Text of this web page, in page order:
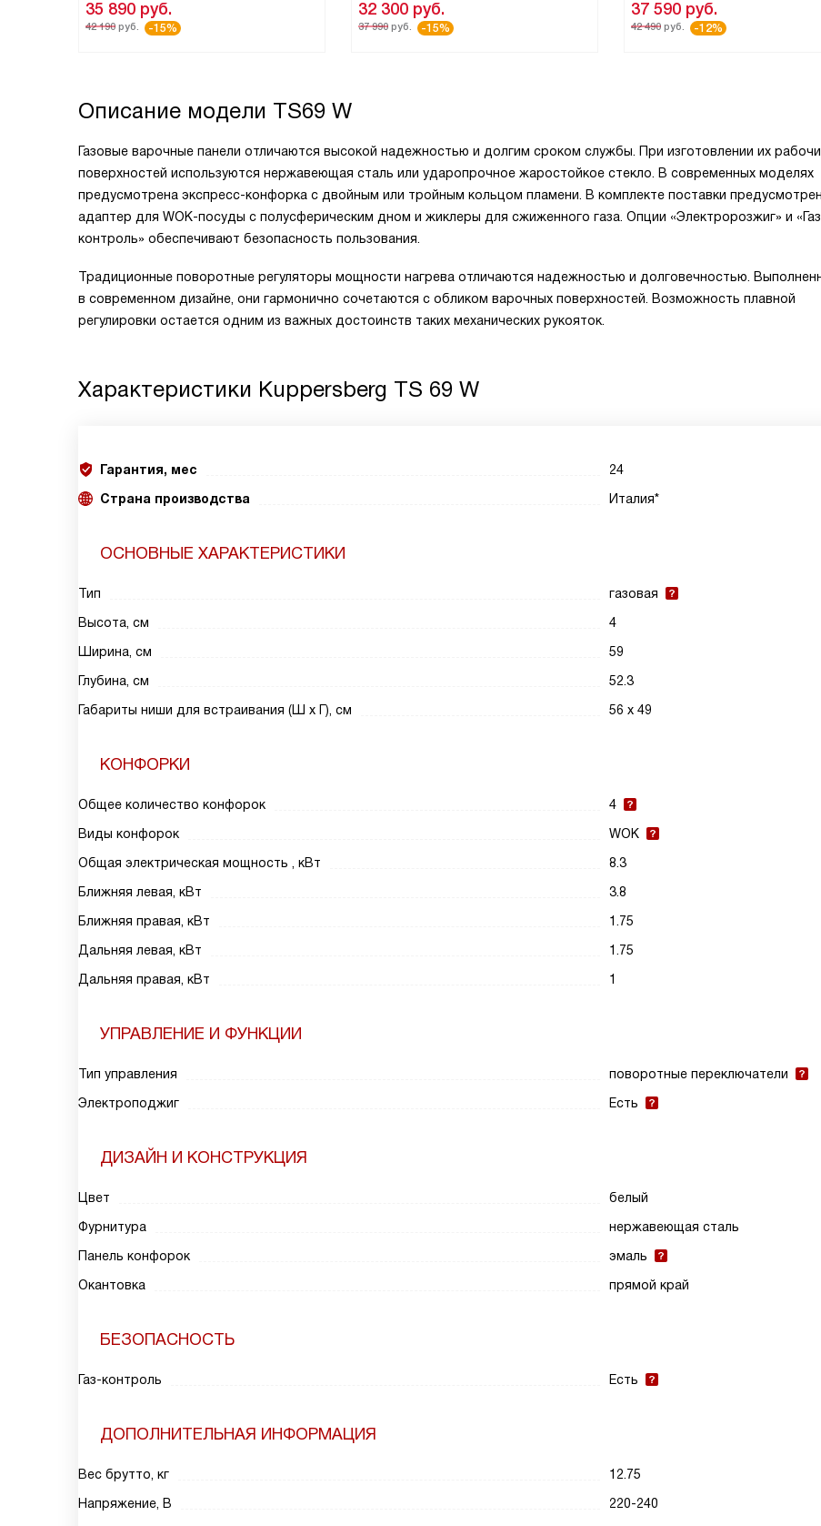
35 890 руб.
42 190 руб. -15%
32 300 руб.
37 990 руб. -15%
37 590 руб.
42 490 руб. -12%
Описание модели TS69 W
Газовые варочные панели отличаются высокой надежностью и долгим сроком службы. При изготовлении их
поверхностей используются нержавеющая сталь или ударопрочное жаростойкое стекло. В современных моделях
предусмотрена экспресс-конфорка с двойным или тройным кольцом пламени. В комплекте поставки
адаптер для WOK-посуды с полусферическим дном и жиклеры для сжиженного газа. Опции «Электророзжиг» и
контроль» обеспечивают безопасность пользования.
Традиционные поворотные регуляторы мощности нагрева отличаются надежностью и долговечностью.
в современном дизайне, они гармонично сочетаются с обликом варочных поверхностей. Возможность плавной
регулировки остается одним из важных достоинств таких механических рукояток.
Характеристики Kuppersberg TS 69 W
Гарантия, мес
24
Страна производства
Италия*
ОСНОВНЫЕ ХАРАКТЕРИСТИКИ
Тип
газовая
Высота, см
4
Ширина, см
59
Глубина, см
52.3
Габариты ниши для встраивания (Ш х Г), см
56 х 49
КОНФОРКИ
Общее количество конфорок
4
Виды конфорок
WOK
Общая электрическая мощность , кВт
8.3
Ближняя левая, кВт
3.8
Ближняя правая, кВт
1.75
Дальняя левая, кВт
1.75
Дальняя правая, кВт
1
УПРАВЛЕНИЕ И ФУНКЦИИ
Тип управления
поворотные переключатели
Электроподжиг
Есть
ДИЗАЙН И КОНСТРУКЦИЯ
Цвет
белый
Фурнитура
нержавеющая сталь
Панель конфорок
эмаль
Окантовка
прямой край
БЕЗОПАСНОСТЬ
Газ-контроль Есть
ДОПОЛНИТЕЛЬНАЯ ИНФОРМАЦИЯ
Вес брутто, кг
12.75
Напряжение, В
220-240